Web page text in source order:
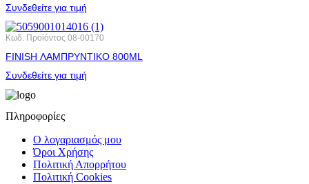
Συνδεθείτε για τιμή
Κωδ. Προϊόντος 08-00170
FINISH ΛΑΜΠΡΥΝΤΙΚΟ 800ML
Συνδεθείτε για τιμή
Πληροφορίες
Ο λογαριασμός μου
Όροι Χρήσης
Πολιτική Απορρήτου
Πολιτική Cookies